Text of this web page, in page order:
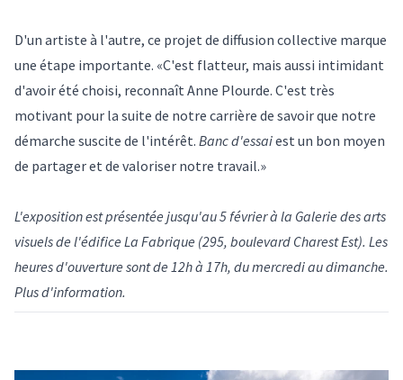
D'un artiste à l'autre, ce projet de diffusion collective marque
une étape importante. «C'est flatteur, mais aussi intimidant
d'avoir été choisi, reconnaît Anne Plourde. C'est très
motivant pour la suite de notre carrière de savoir que notre
démarche suscite de l'intérêt. Banc d'essaiest un bon moyen
de partager et de valoriser notre travail.»
L'exposition est présentée jusqu'au 5 février à la Galerie des arts
visuels de l'édifice La Fabrique (295, boulevard Charest Est). Les
heures d'ouverture sont de 12h à 17h, du mercredi au dimanche.
Plus d'information.